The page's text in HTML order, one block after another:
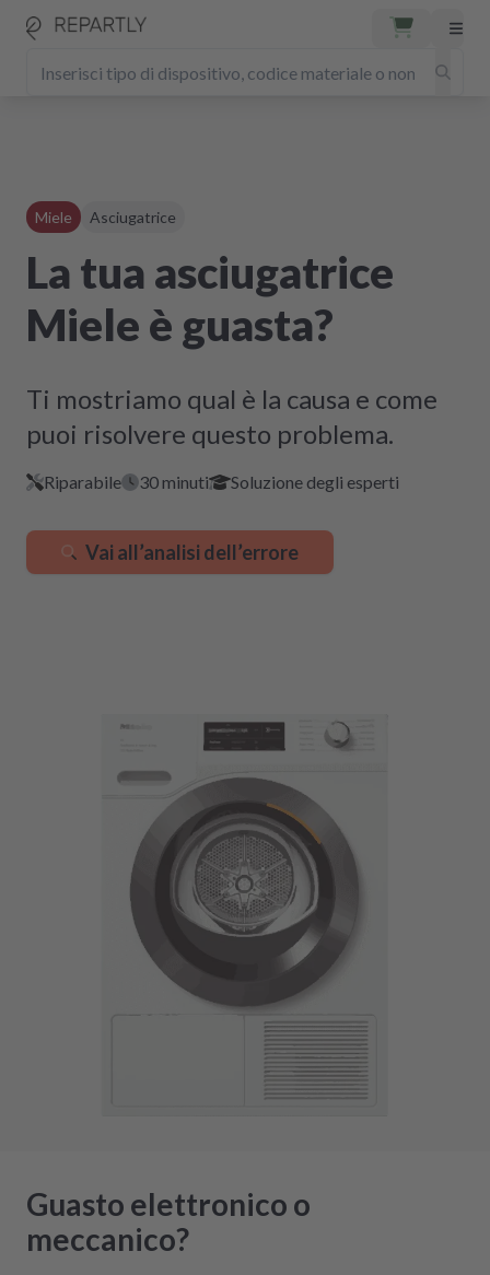
Miele Asciugatrice
La tua asciugatrice
Miele è guasta?
Ti mostriamo qual è la causa e come
puoi risolvere questo problema.
Riparabile 30 minuti Soluzione degli esperti
Vai all’analisi dell’errore
Guasto elettronico o
meccanico?